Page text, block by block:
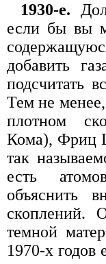
1930-е.
если бы вы
добавить
подсчитать
Тем не
плотном
Кома), Фриц
так
есть
объяснить
скоплений.
темной
1970-х годов